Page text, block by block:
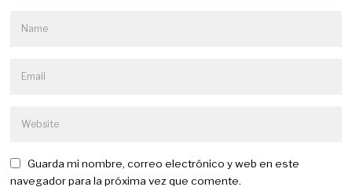
Guarda mi nombre, correo electrónico y web en este
navegador para la próxima vez que comente.